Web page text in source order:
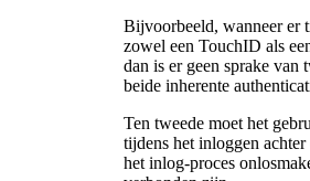
Bijvoorbeeld, wanneer er
zowel een TouchID als
dan is er geen sprake van
beide inherente
Ten tweede moet het
tijdens het inloggen
het inlog-proces